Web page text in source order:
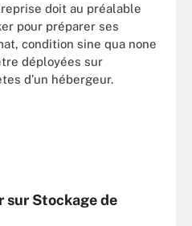
doit au préalable
pour préparer ses
condition sine qua none
déployées sur
d’un hébergeur.
sur Stockage de